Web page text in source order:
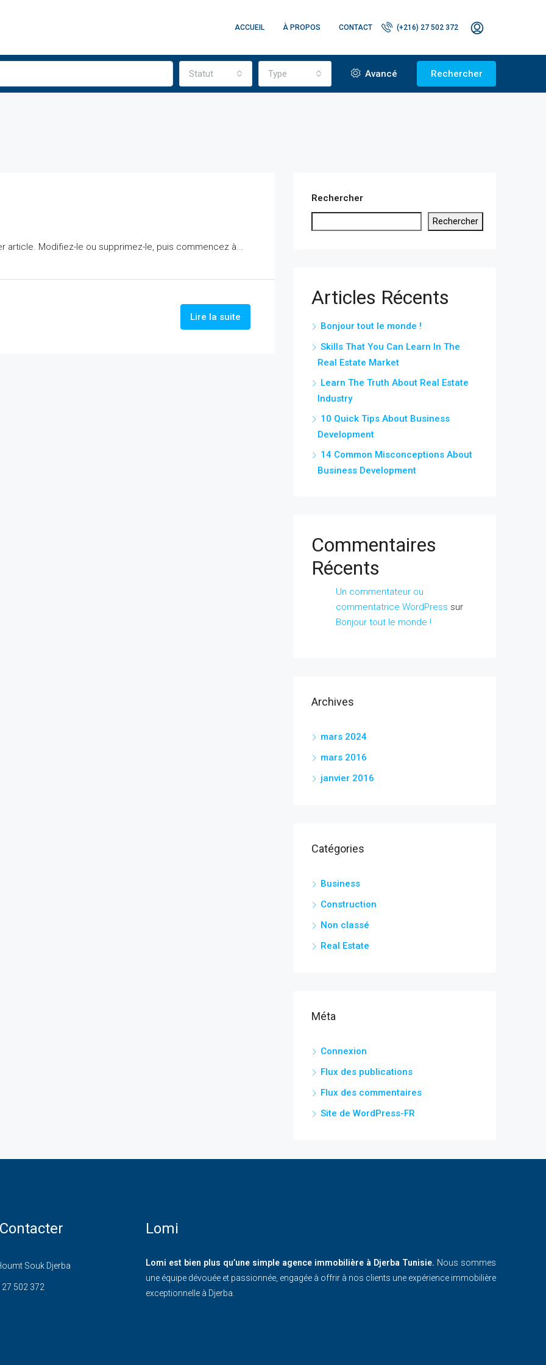
ACCUEIL À PROPOS CONTACT (+216) 27 502 372
Statut Type Avancé Rechercher
article. Modifiez-le ou supprimez-le, puis commencez à...
Lire la suite
Rechercher
Rechercher
Articles Récents
Bonjour tout le monde !
Skills That You Can Learn In The
Real Estate Market
Learn The Truth About Real Estate
Industry
10 Quick Tips About Business
Development
14 Common Misconceptions About
Business Development
Commentaires
Récents
Un commentateur ou
commentatrice WordPress sur
Bonjour tout le monde !
Archives
mars 2024
mars 2016
janvier 2016
Catégories
Business
Construction
Non classé
Real Estate
Méta
Connexion
Flux des publications
Flux des commentaires
Site de WordPress-FR
Souk Djerba
502 372
Lomi
Lomi est bien plus qu’une simple agence immobilière à Djerba Tunisie. Nous sommes
une équipe dévouée et passionnée, engagée à offrir à nos clients une expérience immobilière
exceptionnelle à Djerba.